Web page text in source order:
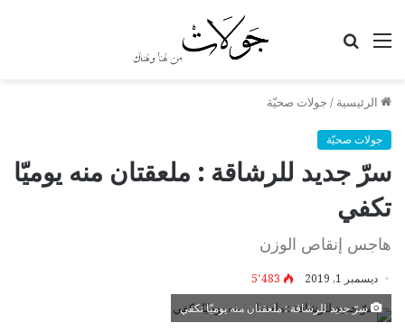
القائمة
الرئيسية / جولات صحيّة
جولات صحيّة
سرّ جديد للرشاقة : ملعقتان منه يوميّا
تكفي
هاجس إنقاص الوزن
ديسمبر 1, 2019 5٬483
سرّ جديد للرشاقة : ملعقتان منه يوميّا تكفي